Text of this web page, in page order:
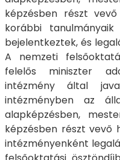
képzésben részt
korábbi
bejelentkeztek, és
A nemzeti
felelős miniszter
intézmény által
intézményben az
alapképzésben,
képzésben részt vevő
intézményenként